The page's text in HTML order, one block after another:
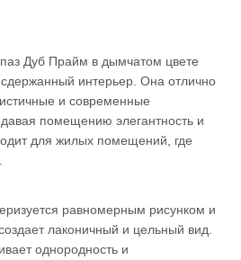
Дуб Прайм в дымчатом цвете
интерьер. Она отлично
и современные
помещению элегантность и
для жилых помещений, где
равномерным рисунком и
лаконичный и цельный вид.
однородность и